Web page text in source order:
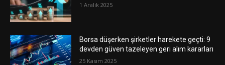
1 Aralık 2025
Borsa düşerken şirketler harekete geçti: 9
devden güven tazeleyen geri alım kararları
25 Kasım 2025